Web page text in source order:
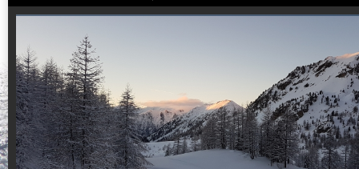
Aujourd'hui : T° Min :°CT° Max :°C |
Suivez en direct l'actualité des stations